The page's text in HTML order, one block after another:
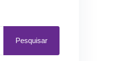
Pesquisar